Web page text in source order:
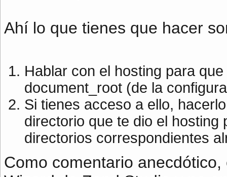
Ahí lo que tienes que hacer
Hablar con el hosting para
document_root (de la
Si tienes acceso a ello,
directorio que te dio el
directorios correspondientes
Como comentario